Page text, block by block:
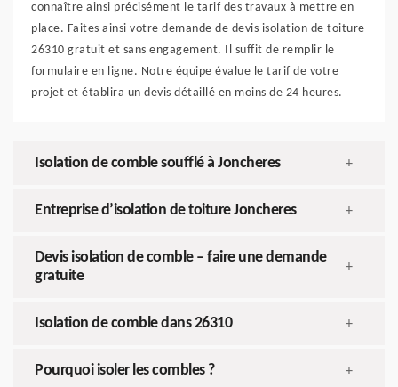
connaître ainsi précisément le tarif des travaux à mettre en
place. Faites ainsi votre demande de devis isolation de toiture
26310 gratuit et sans engagement. Il suffit de remplir le
formulaire en ligne. Notre équipe évalue le tarif de votre
projet et établira un devis détaillé en moins de 24 heures.
Isolation de comble soufflé à Joncheres +
Entreprise d’isolation de toiture Joncheres +
Devis isolation de comble – faire une demande
gratuite
+
Isolation de comble dans 26310 +
Pourquoi isoler les combles ? +